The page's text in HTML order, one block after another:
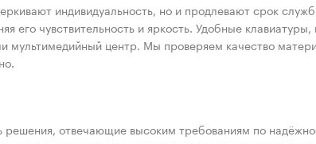
индивидуальность, но и продлевают срок
его чувствительность и яркость. Удобные
мультимедийный центр. Мы проверяем качество
отвечающие высоким требованиям по